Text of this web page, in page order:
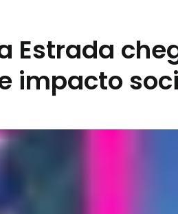
Estrada
impacto